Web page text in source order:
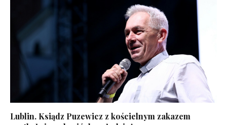
Lublin. Ksiądz Puzewicz z kościelnym zakazem